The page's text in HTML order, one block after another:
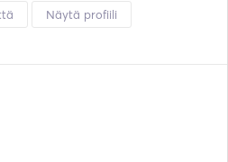
Näytä profiili